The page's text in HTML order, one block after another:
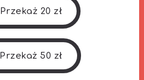
Przekaż 20 zł
Przekaż 50 zł